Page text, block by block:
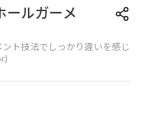
ールガーメ
ト技法でしっかり違いを感じ